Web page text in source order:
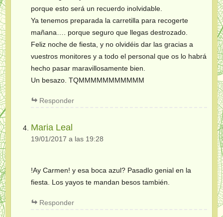
porque esto será un recuerdo inolvidable.
Ya tenemos preparada la carretilla para recogerte
mañana…. porque seguro que llegas destrozado.
Feliz noche de fiesta, y no olvidéis dar las gracias a
vuestros monitores y a todo el personal que os lo habrá
hecho pasar maravillosamente bien.
Un besazo. TQMMMMMMMMMMM
Responder
Maria Leal
19/01/2017 a las 19:28
!Ay Carmen! y esa boca azul? Pasadlo genial en la
fiesta. Los yayos te mandan besos también.
Responder